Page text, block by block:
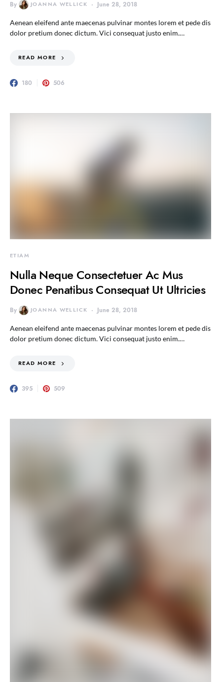
By JOANNA WELLICK June 28, 2018
Aenean eleifend ante maecenas pulvinar montes lorem et pede dis
dolor pretium donec dictum. Vici consequat justo enim.…
READ MORE
180 506
ETIAM
Nulla Neque Consectetuer Ac Mus
Donec Penatibus Consequat Ut Ultricies
By JOANNA WELLICK June 28, 2018
Aenean eleifend ante maecenas pulvinar montes lorem et pede dis
dolor pretium donec dictum. Vici consequat justo enim.…
READ MORE
395 509